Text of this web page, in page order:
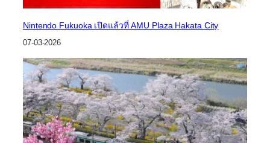
Nintendo Fukuoka เปิดแล้วที่ AMU Plaza Hakata City
07-03-2026